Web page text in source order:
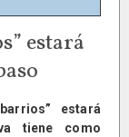
estará
estará
tiene como